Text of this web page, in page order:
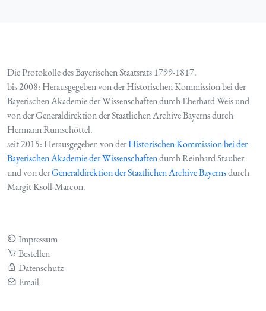
Die Protokolle des Bayerischen Staatsrats 1799-1817.
bis 2008: Herausgegeben von der Historischen Kommission bei der
Bayerischen Akademie der Wissenschaften durch Eberhard Weis und
von der Generaldirektion der Staatlichen Archive Bayerns durch
Hermann Rumschöttel.
seit 2015: Herausgegeben von derHistorischen Kommission bei der
Bayerischen Akademie der Wissenschaftendurch Reinhard Stauber
und von derGeneraldirektion der Staatlichen Archive Bayernsdurch
Margit Ksoll-Marcon.
Impressum
Bestellen
Datenschutz
Email